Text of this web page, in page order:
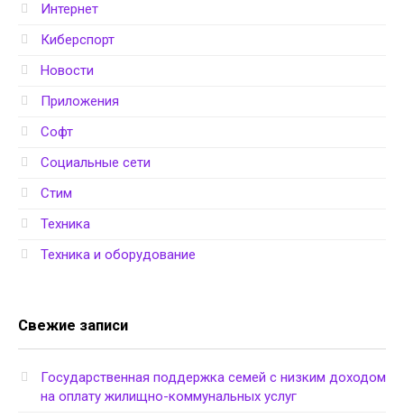
Интернет
Киберспорт
Новости
Приложения
Софт
Социальные сети
Стим
Техника
Техника и оборудование
Свежие записи
Государственная поддержка семей с низким доходом
на оплату жилищно-коммунальных услуг